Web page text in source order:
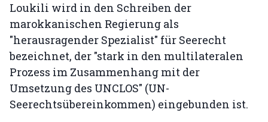
Loukili wird in den Schreiben der
marokkanischen Regierung als
"herausragender Spezialist" für Seerecht
bezeichnet, der "stark in den multilateralen
Prozess im Zusammenhang mit der
Umsetzung des UNCLOS" (UN-
Seerechtsübereinkommen) eingebunden ist.